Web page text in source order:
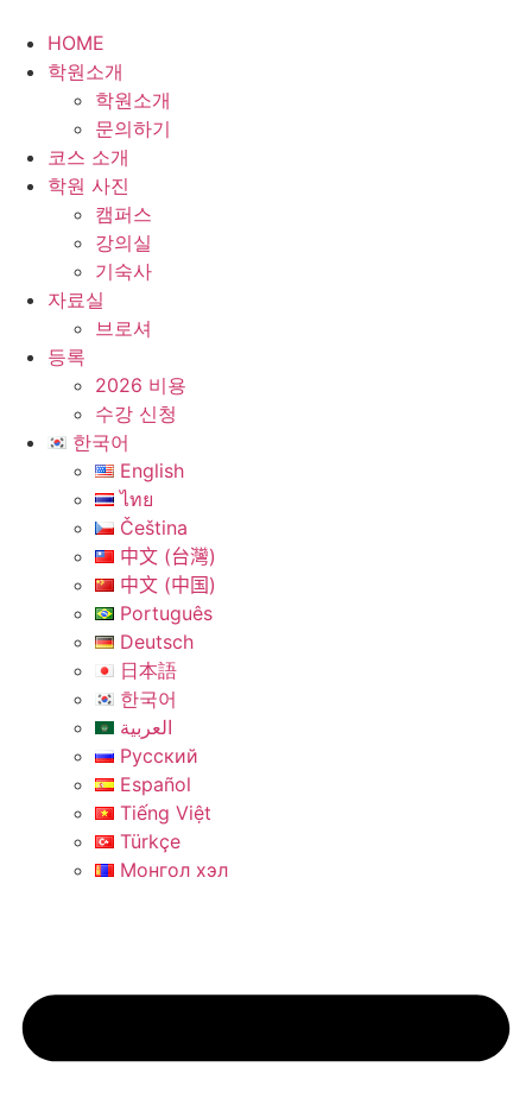
HOME
학원소개
학원소개
문의하기
코스 소개
학원 사진
캠퍼스
강의실
기숙사
자료실
브로셔
등록
2026 비용
수강 신청
한국어
English
ไทย
Čeština
中文 (台灣)
中文 (中国)
Português
Deutsch
日本語
한국어
العربية
Русский
Español
Tiếng Việt
Türkçe
Монгол хэл